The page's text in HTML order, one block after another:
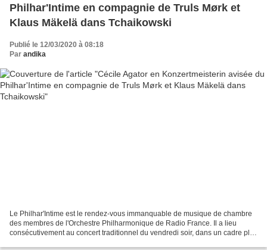
Philhar'Intime en compagnie de Truls Mørk et
Klaus Mäkelä dans Tchaikowski
Publié le 12/03/2020 à 08:18
Par andika
Le Philhar'Intime est le rendez-vous immanquable de musique de chambre
des membres de l'Orchestre Philharmonique de Radio France. Il a lieu
consécutivement au concert traditionnel du vendredi soir, dans un cadre plus